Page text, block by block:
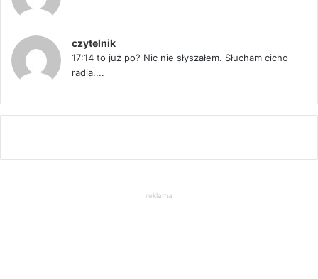
czytelnik
17:14 to już po? Nic nie słyszałem. Słucham cicho
radia....
reklama